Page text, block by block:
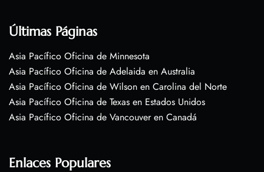
Últimas Páginas
Asia Pacífico Oficina de Minnesota
Asia Pacífico Oficina de Adelaida en Australia
Asia Pacífico Oficina de Wilson en Carolina del Norte
Asia Pacífico Oficina de Texas en Estados Unidos
Asia Pacífico Oficina de Vancouver en Canadá
Enlaces Populares